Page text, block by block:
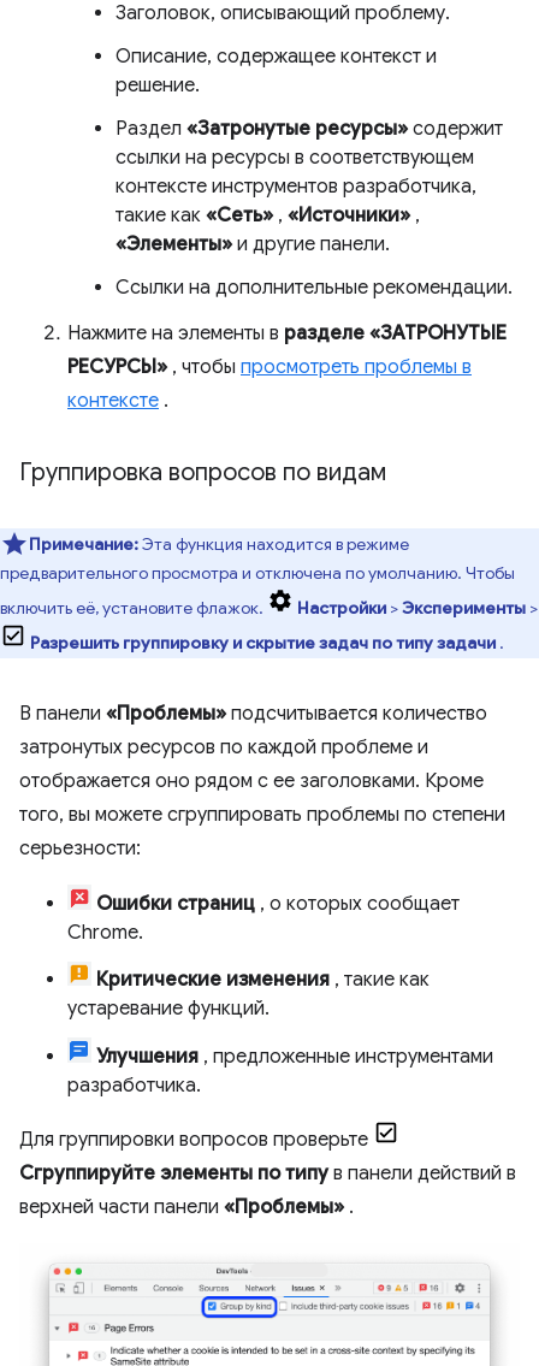
Заголовок, описывающий проблему.
Описание, содержащее контекст и
решение.
Раздел «Затронутые ресурсы» содержит
ссылки на ресурсы в соответствующем
контексте инструментов разработчика,
такие как «Сеть» , «Источники» ,
«Элементы» и другие панели.
Ссылки на дополнительные рекомендации.
Нажмите на элементы в разделе «ЗАТРОНУТЫЕ
РЕСУРСЫ» , чтобы просмотреть проблемы в
контексте .
Группировка вопросов по видам
Примечание:Эта функция находится в режиме
предварительного просмотра и отключена по умолчанию. Чтобы
включить её, установите флажок.
Настройки >Эксперименты >
Разрешить группировку и скрытие задач по типу задачи .
В панели «Проблемы» подсчитывается количество
затронутых ресурсов по каждой проблеме и
отображается оно рядом с ее заголовками. Кроме
того, вы можете сгруппировать проблемы по степени
серьезности:
Ошибки страниц , о которых сообщает
Chrome.
Критические изменения , такие как
устаревание функций.
Улучшения , предложенные инструментами
разработчика.
Для группировки вопросов проверьте
Сгруппируйте элементы по типув панели действий в
верхней части панели «Проблемы» .